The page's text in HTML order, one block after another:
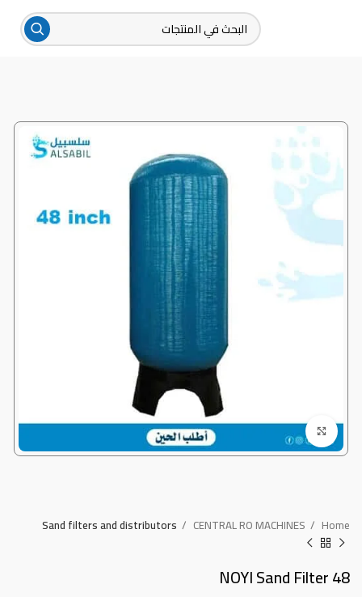
Click to enlarge
Home
CENTRAL RO MACHINES
Sand filters and distributors
NOYI Sand Filter 48